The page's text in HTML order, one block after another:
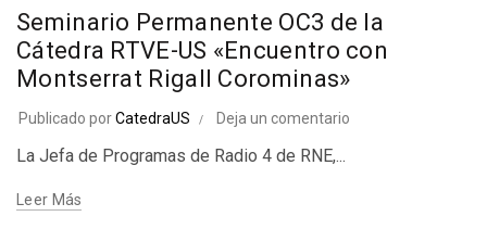
Seminario Permanente OC3 de la
Cátedra RTVE-US «Encuentro con
Montserrat Rigall Corominas»
Publicado porCatedraUS Deja un comentario
La Jefa de Programas de Radio 4 de RNE,...
Leer Más